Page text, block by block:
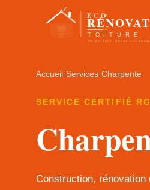
Accueil›Services›Charpente
SERVICE CERTIFIÉ
Construction,